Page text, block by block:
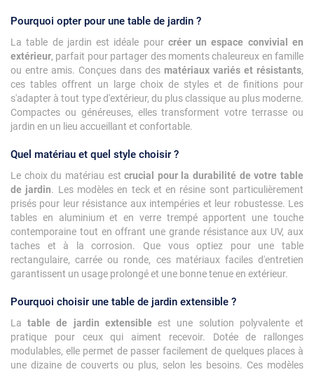
Pourquoi opter pour une table de jardin ?
La table de jardin est idéale pour créer un espace convivial en
extérieur, parfait pour partager des moments chaleureux en famille
ou entre amis. Conçues dans des matériaux variés et résistants,
ces tables offrent un large choix de styles et de finitions pour
s'adapter à tout type d'extérieur, du plus classique au plus moderne.
Compactes ou généreuses, elles transforment votre terrasse ou
jardin en un lieu accueillant et confortable.
Quel matériau et quel style choisir ?
Le choix du matériau estcrucial pour la durabilité de votre table
de jardin. Les modèles en teck et en résine sont particulièrement
prisés pour leur résistance aux intempéries et leur robustesse. Les
tables en aluminium et en verre trempé apportent une touche
contemporaine tout en offrant une grande résistance aux UV, aux
taches et à la corrosion. Que vous optiez pour une table
rectangulaire, carrée ou ronde, ces matériaux faciles d'entretien
garantissent un usage prolongé et une bonne tenue en extérieur.
Pourquoi choisir une table de jardin extensible ?
Latable de jardin extensible est une solution polyvalente et
pratique pour ceux qui aiment recevoir. Dotée de rallonges
modulables, elle permet de passer facilement de quelques places à
une dizaine de couverts ou plus, selon les besoins. Ces modèles